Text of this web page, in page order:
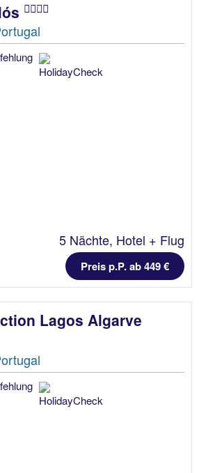
5 Nächte, Hotel + Flug
Preis p.P. ab 449 €
Lagos Algarve